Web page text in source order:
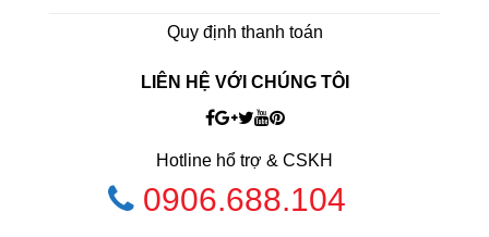
Quy định thanh toán
LIÊN HỆ VỚI CHÚNG TÔI
Hotline hổ trợ & CSKH
0906.688.104